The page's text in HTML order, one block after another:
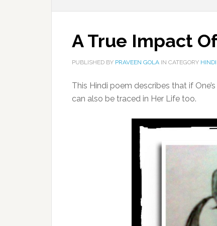
A True Impact
PUBLISHED BY PRAVEEN GOLA IN CATEGORY HINDI
This Hindi poem describes that if
can also be traced in Her Life too.